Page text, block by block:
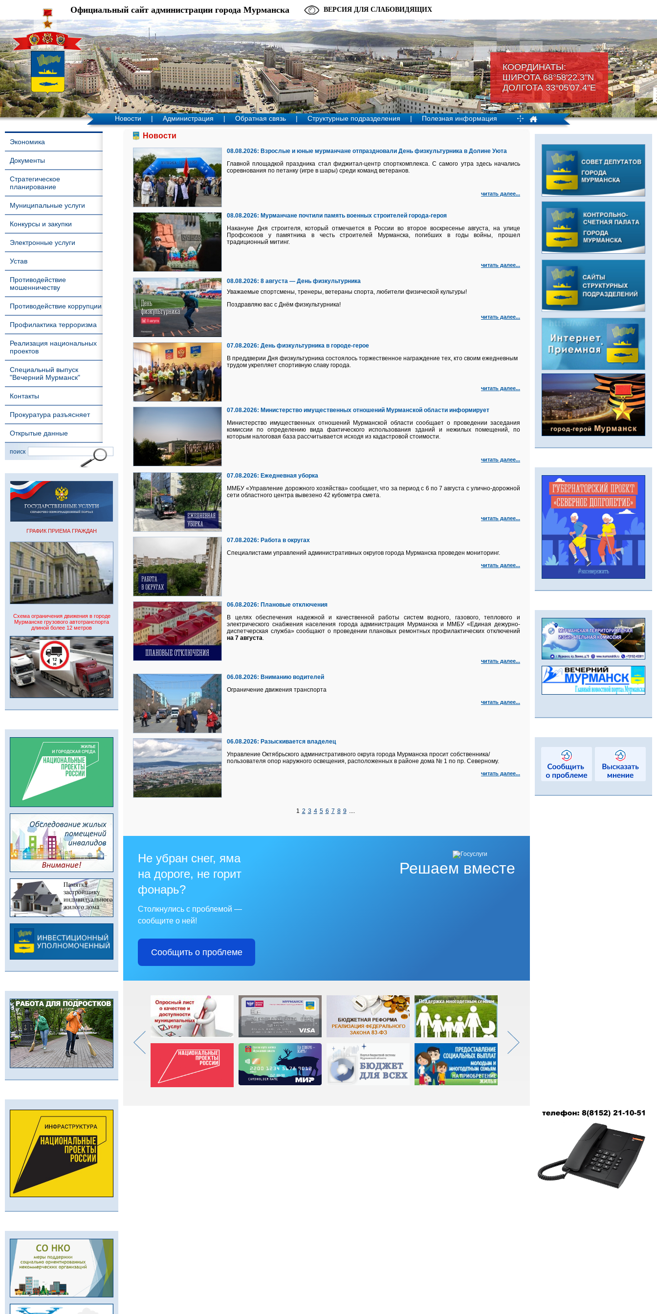
КООРДИНАТЫ:
ШИРОТА 68°58'22.3"N
ДОЛГОТА 33°05'07.4"Е
Официальный сайт администрации города Мурманска ВЕРСИЯ ДЛЯ СЛАБОВИДЯЩИХ
Новости | Администрация | Обратная связь | Структурные подразделения | Полезная информация
Экономика
Документы
Стратегическое
планирование
Муниципальные услуги
Конкурсы и закупки
Электронные услуги
Устав
Противодействие
мошенничеству
Противодействие коррупции
Профилактика терроризма
Реализация национальных
проектов
Специальный выпуск
"Вечерний Мурманск"
Контакты
Прокуратура разъясняет
Открытые данные
поиск
ГРАФИК ПРИЕМА ГРАЖДАН
Схема ограничения движения в городе
Мурманске грузового автотранспорта
длиной более 12 метров
Новости
08.08.2026: Взрослые и юные мурманчане отпраздновали День физкультурника в Долине Уюта
Главной площадкой праздника стал фиджитал-центр спорткомплекса. С самого утра здесь начались
соревнования по петанку (игре в шары) среди команд ветеранов.
читать далее...
08.08.2026: Мурманчане почтили память военных строителей города-героя
Накануне Дня строителя, который отмечается в России во второе воскресенье августа, на улице
Профсоюзов у памятника в честь строителей Мурманска, погибших в годы войны, прошел
традиционный митинг.
читать далее...
08.08.2026: 8 августа — День физкультурника
Уважаемые спортсмены, тренеры, ветераны спорта, любители физической культуры!
Поздравляю вас с Днём физкультурника!
читать далее...
07.08.2026: День физкультурника в городе-герое
В преддверии Дня физкультурника состоялось торжественное награждение тех, кто своим ежедневным
трудом укрепляет спортивную славу города.
читать далее...
07.08.2026: Министерство имущественных отношений Мурманской области информирует
Министерство имущественных отношений Мурманской области сообщает о проведении заседания
комиссии по определению вида фактического использования зданий и нежилых помещений, по
которым налоговая база рассчитывается исходя из кадастровой стоимости.
читать далее...
07.08.2026: Ежедневная уборка
ММБУ «Управление дорожного хозяйства» сообщает, что за период с 6 по 7 августа с улично‑дорожной
сети областного центра вывезено 42 кубометра смета.
читать далее...
07.08.2026: Работа в округах
Специалистами управлений административных округов города Мурманска проведен мониторинг.
читать далее...
06.08.2026: Плановые отключения
В целях обеспечения надежной и качественной работы систем водного, газового, теплового и
электрического снабжения населения города администрация Мурманска и ММБУ «Единая дежурно-
диспетчерская служба» сообщают о проведении плановых ремонтных профилактических отключений
на 7 августа.
читать далее...
06.08.2026: Вниманию водителей
Ограничение движения транспорта
читать далее...
06.08.2026: Разыскивается владелец
Управление Октябрьского административного округа города Мурманска просит собственника/
пользователя опор наружного освещения, расположенных в районе дома № 1 по пр. Северному.
читать далее...
1 2 3 4 5 6 7 8 9 ....
Решаем вместе
Не убран снег, яма
на дороге, не горит
фонарь?
Столкнулись с проблемой —
сообщите о ней!
Сообщить о проблеме